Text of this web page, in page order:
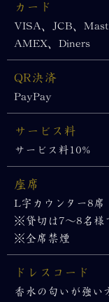
カード
VISA、JCB、
AMEX、Diners
QR決済
PayPay
サービス料
サービス料10%
座席
L字カウンター8席
※貸切は7～8名様
※全席禁煙
ドレスコード
香水の匂いが強い